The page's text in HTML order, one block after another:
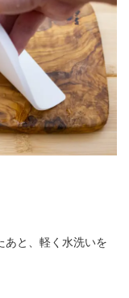
あと、軽く水洗いを